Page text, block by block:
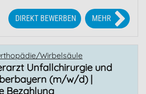
MEHR
DIREKT BEWERBEN
Wirbelsäule
Unfallchirurgie und
(m/w/d) |
Bezahlung